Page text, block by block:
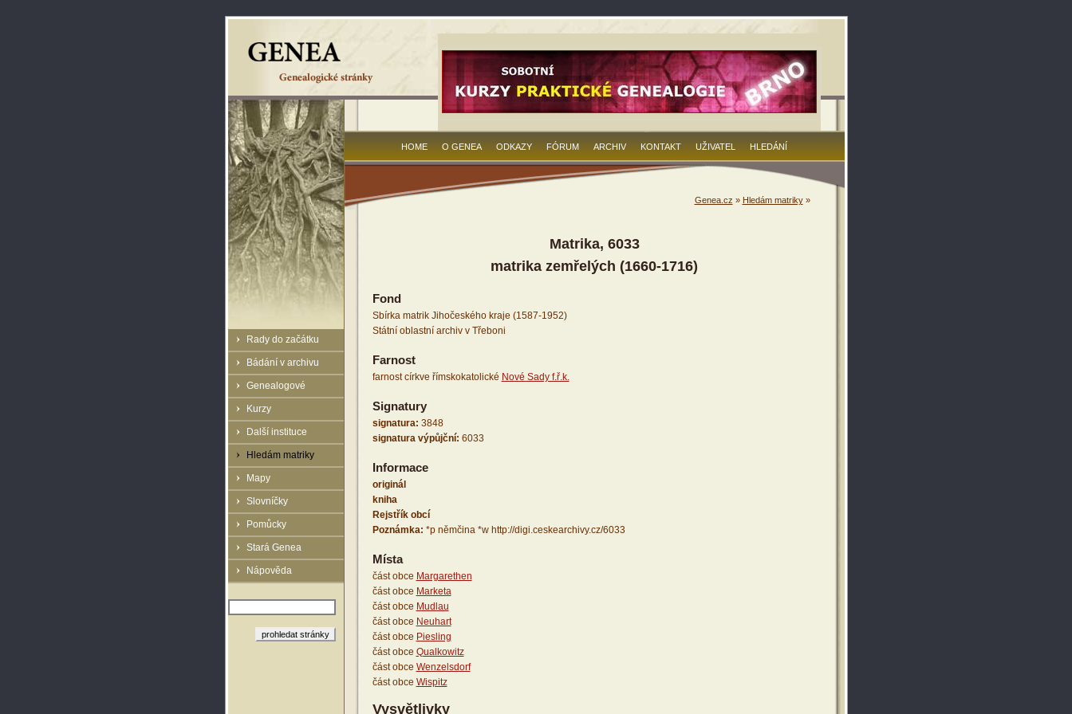
Rady do začátku
Bádání v archivu
Genealogové
Kurzy
Další instituce
Hledám matriky
Mapy
Slovníčky
Pomůcky
Stará Genea
Nápověda
HOME O GENEA ODKAZY FÓRUM ARCHIV KONTAKT UŽIVATEL HLEDÁNÍ
Genea.cz » Hledám matriky»
Matrika, 6033
matrika zemřelých (1660-1716)
Fond
Sbírka matrik Jihočeského kraje (1587-1952)
Státní oblastní archiv v Třeboni
Farnost
farnost církve římskokatolické Nové Sady f.ř.k.
Signatury
signatura: 3848
signatura výpůjční: 6033
Informace
originál
kniha
Rejstřík obcí
Poznámka: *p němčina *w http://digi.ceskearchivy.cz/6033
Místa
část obce Margarethen
část obce Marketa
část obce Mudlau
část obce Neuhart
část obce Piesling
část obce Qualkowitz
část obce Wenzelsdorf
část obce Wispitz
Vysvětlivky